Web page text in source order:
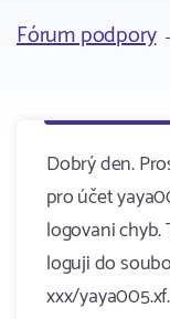
Fórum podpory
Dobrý den.
pro účet
logovani
loguji do
xxx/